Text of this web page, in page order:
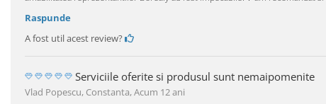
Raspunde
A fost util acest review?
Serviciile oferite si produsul sunt nemaipomenite
Vlad Popescu, Constanta,Acum 12 ani